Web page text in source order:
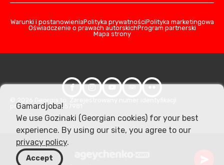
Warunki i postanowieniaPolityka prywatnościPolityka marketingowa
Oświadczenie o prawach autorskichProgram partnerski
Mapa strony
podatkowej: 406357981
Gamardjoba!
We use Gozinaki (Georgian cookies) for your best
experience. By using our site, you agree to our
privacy policy.
Accept